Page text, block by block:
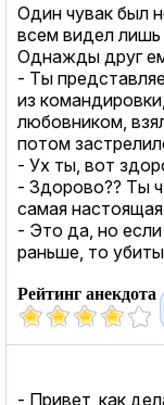
Один чувак был
всем видел
Однажды друг
- Ты
из
любовником,
потом
- Ух ты, вот
- Здорово?? Ты
самая настоящая
- Это да, но
раньше, то
Рейтинг анекдота
- Привет, как